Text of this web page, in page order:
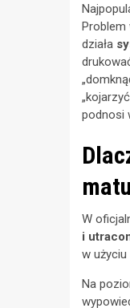
Problem
działa
podnosi
W
i
w użyciu
Na